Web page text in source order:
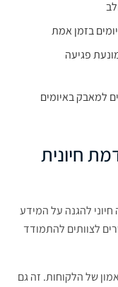
בזמן אמת
פגיעה
למאבק באיומים
חיונית
להגנה על המידע
לצוותים להתמודד
של הלקוחות. זה גם